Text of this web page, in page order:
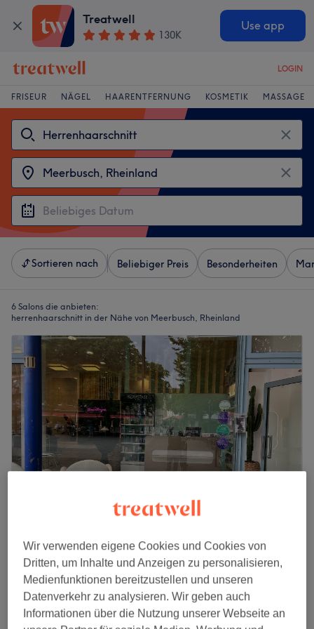
Treatwell
130K
Use app
LOGIN
FRISEUR NÄGEL HAARENTFERNUNG KOSMETIK MASSAGE
Sortieren nach Beliebiger Preis Besonderheiten
6 Salons die anbieten:
herrenhaarschnitt in der Nähe von Meerbusch, Rheinland
My Cut Friseursalon - Meerbusch
4,8
2581 Bewertungen
Meerbusch, Rheinland
Auf Karte anzeigen
Herren - Trockenhaarschnitt
20 Min.
Wir verwenden eigene Cookies und Cookies von
Dritten, um Inhalte und Anzeigen zu personalisieren,
Medienfunktionen bereitzustellen und unseren
Datenverkehr zu analysieren. Wir geben auch
Informationen über die Nutzung unserer Webseite an